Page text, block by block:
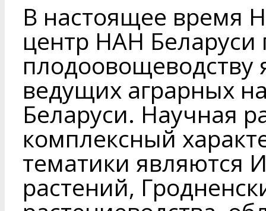
В настоящее время
центр НАН Беларуси
плодоовощеводству
ведущих аграрных
Беларуси. Научная
комплексный
тематики являются
растений,